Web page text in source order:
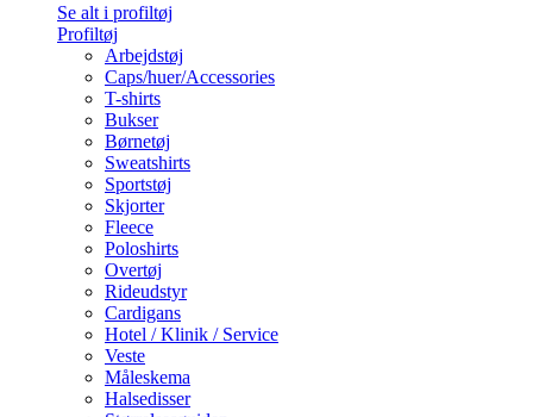
Se alt i profiltøj
Profiltøj
Arbejdstøj
Caps/huer/Accessories
T-shirts
Bukser
Børnetøj
Sweatshirts
Sportstøj
Skjorter
Fleece
Poloshirts
Overtøj
Rideudstyr
Cardigans
Hotel / Klinik / Service
Veste
Måleskema
Halsedisser